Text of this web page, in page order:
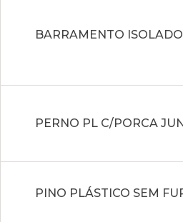
BARRAMENTO ISOLADO
PERNO PL C/PORCA
PINO PLÁSTICO SEM